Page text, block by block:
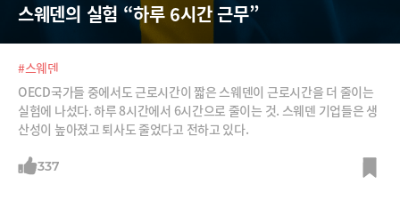
스웨덴의 실험 “하루 6시간 근무”
#스웨덴
OECD국가들 중에서도 근로시간이 짧은 스웨덴이 근로시간을 더 줄이는
실험에 나섰다. 하루 8시간에서 6시간으로 줄이는 것. 스웨덴 기업들은 생
산성이 높아졌고 퇴사도 줄었다고 전하고 있다.
337